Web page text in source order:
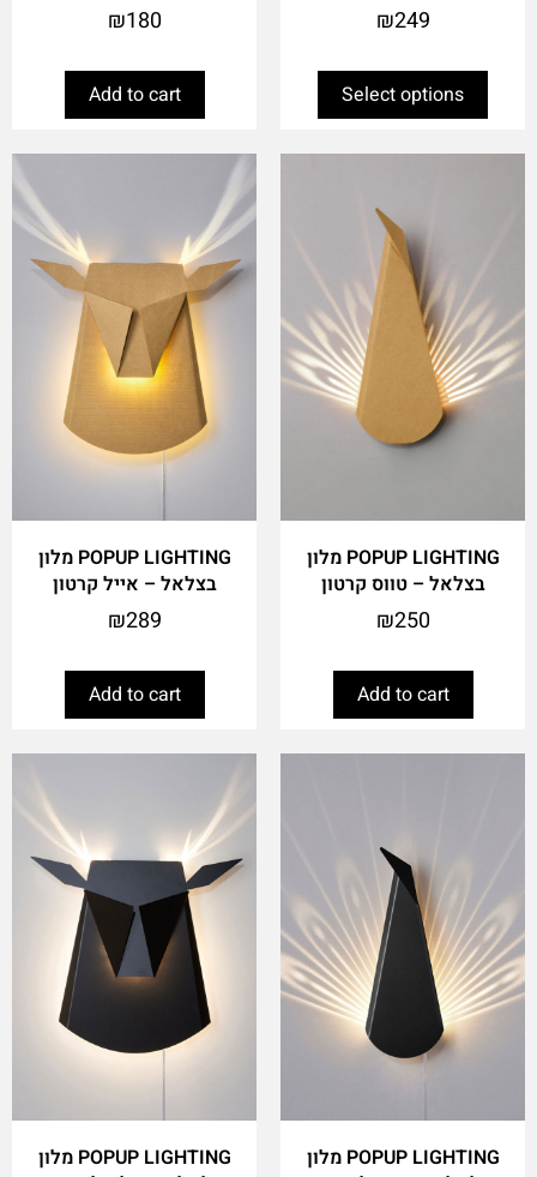
₪249
Select options
₪180
Add to cart
POPUP LIGHTING מלון
בצלאל – טווס קרטון
₪250
Add to cart
POPUP LIGHTING מלון
בצלאל – אייל קרטון
₪289
Add to cart
POPUP LIGHTING מלון
POPUP LIGHTING מלון